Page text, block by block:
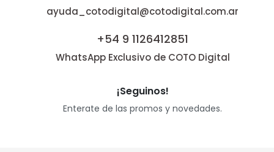
ayuda_cotodigital@cotodigital.com.ar
+54 9 1126412851
WhatsApp Exclusivo de COTO Digital
¡Seguinos!
Enterate de las promos y novedades.